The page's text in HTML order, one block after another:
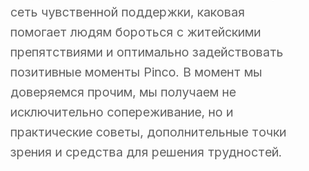
сеть чувственной поддержки, каковая
помогает людям бороться с житейскими
препятствиями и оптимально задействовать
позитивные моменты Pinco. В момент мы
доверяемся прочим, мы получаем не
исключительно сопереживание, но и
практические советы, дополнительные точки
зрения и средства для решения трудностей.